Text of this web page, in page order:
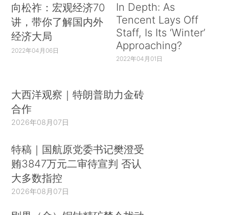
向松祚：宏观经济70
讲，带你了解国内外
经济大局
2022年04月06日
In Depth: As
Tencent Lays Off
Staff, Is Its ‘Winter’
Approaching?
2022年04月01日
大西洋观察｜特朗普助力金砖
合作
2026年08月07日
特稿｜国航原党委书记樊澄受
贿3847万元二审待宣判 否认
大多数指控
2026年08月07日